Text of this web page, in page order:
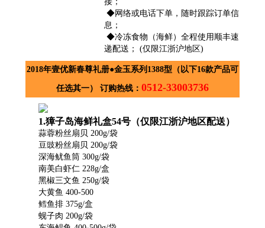
◆网络或电话下单，随时跟踪订单信
息；
◆冷冻食物（海鲜）全程使用顺丰速
递配送； (仅限江浙沪地区)
2018年壹优新春尊礼册●金玉系列1388型（以下16款产品可
任选其一） 订购热线： 0512-33003736
1.獐子岛海鲜礼盒54号（仅限江浙沪地区配送）
蒜蓉粉丝扇贝 200g/袋
豆豉粉丝扇贝 200g/袋
深海鱿鱼筒 300g/袋
南美白虾仁 228g/盒
黑椒三文鱼 250g/袋
大黄鱼 400-500
鳕鱼排 375g/盒
蚬子肉 200g/袋